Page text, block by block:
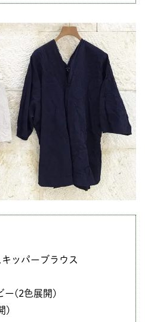
ッパーブラウス
ー(2色展開)
)